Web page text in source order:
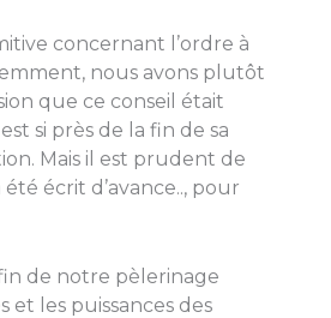
concernant l’ordre à
nous avons plutôt
que ce conseil était
si près de la fin de sa
Mais il est prudent de
écrit d’avance.., pour
de notre pèlerinage
et les puissances des